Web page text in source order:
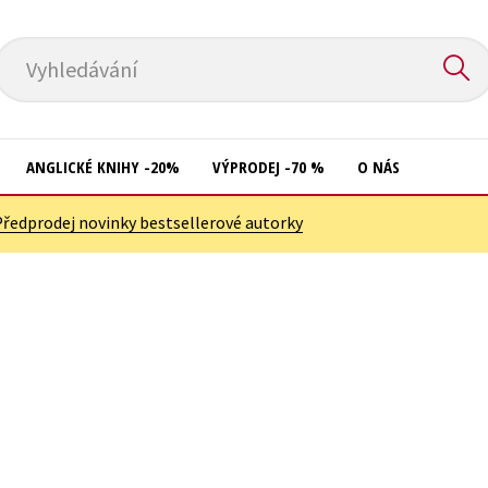
Vyhledávání
ANGLICKÉ KNIHY -20% VÝPRODEJ -70 % O NÁS
novinky bestsellerové autorky